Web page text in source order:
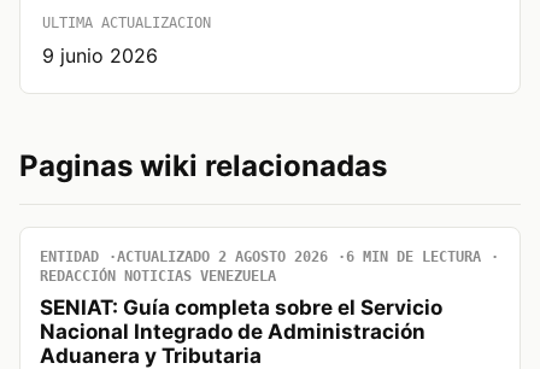
ULTIMA ACTUALIZACION
9 junio 2026
Paginas wiki relacionadas
ENTIDAD ACTUALIZADO 2 AGOSTO 2026
6 MIN DE LECTURA
REDACCIÓN NOTICIAS VENEZUELA
SENIAT: Guía completa sobre el Servicio
Nacional Integrado de Administración
Aduanera y Tributaria